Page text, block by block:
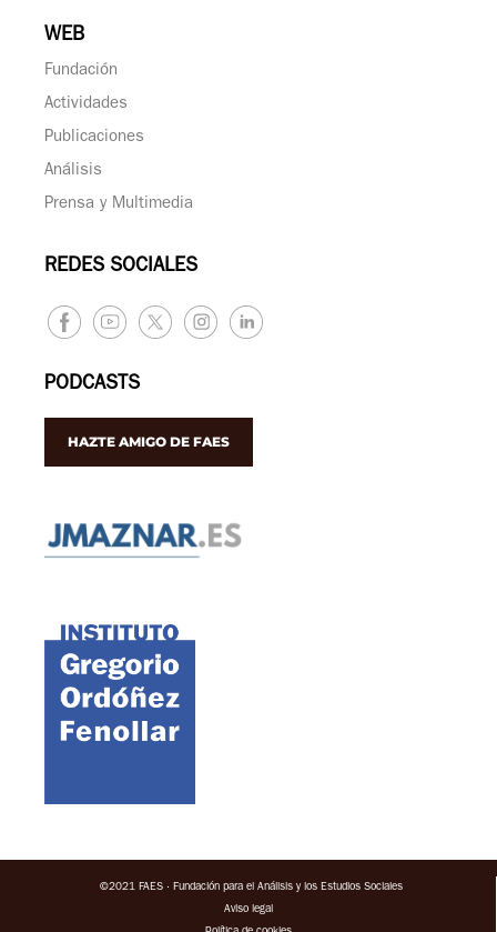
WEB
Fundación
Actividades
Publicaciones
Análisis
Prensa y Multimedia
REDES SOCIALES
PODCASTS
HAZTE AMIGO DE FAES
©2021 FAES · Fundación para el Análisis y los Estudios Sociales
Aviso legal